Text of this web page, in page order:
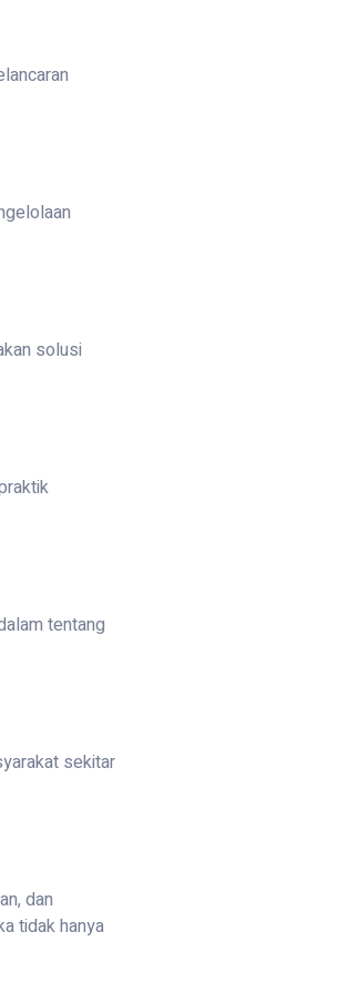
solusi
tentang
sekitar
dan
tidak hanya